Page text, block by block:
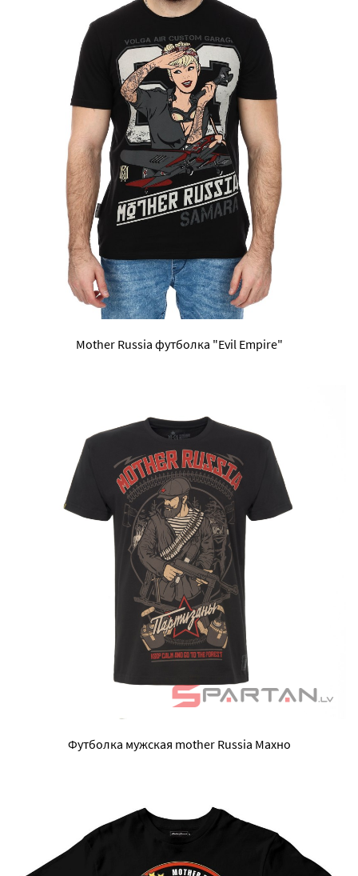
Mother Russia футболка "Evil Empire"
Футболка мужская mother Russia Махно